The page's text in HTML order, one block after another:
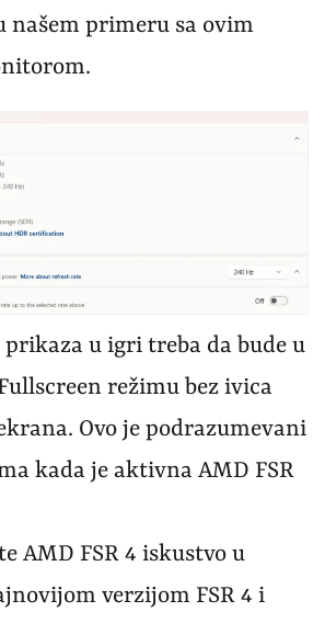
našem primeru sa ovim
prikaza u igri treba da bude u
režimu bez ivica
Ovo je podrazumevani
kada je aktivna AMD FSR
AMD FSR 4 iskustvo u
verzijom FSR 4 i